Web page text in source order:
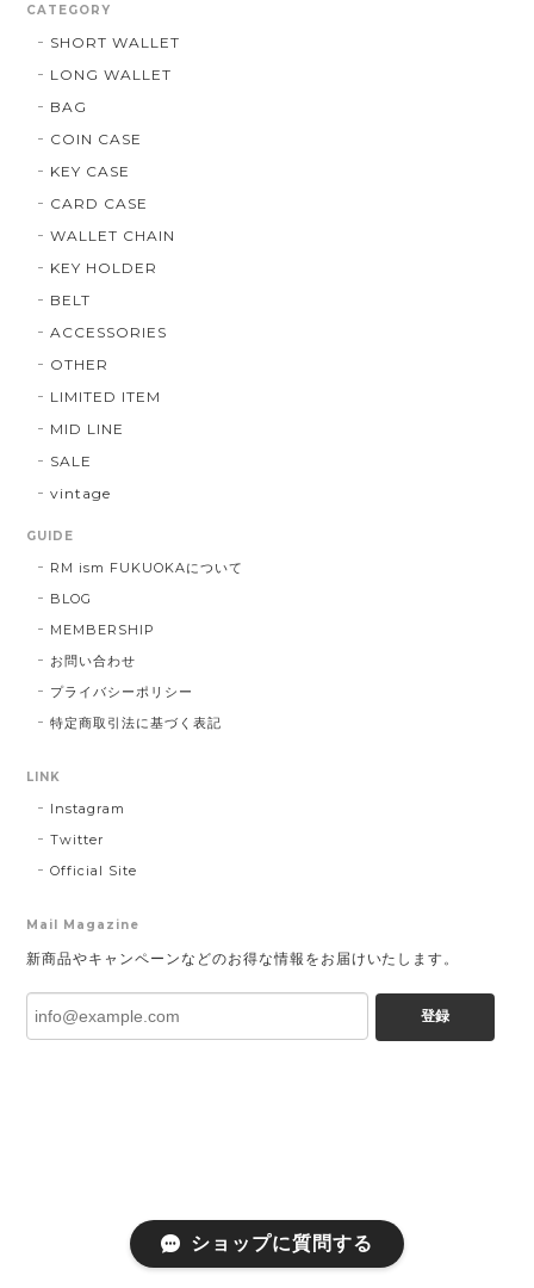
CATEGORY
SHORT WALLET
LONG WALLET
BAG
COIN CASE
KEY CASE
CARD CASE
WALLET CHAIN
KEY HOLDER
BELT
ACCESSORIES
OTHER
LIMITED ITEM
MID LINE
SALE
vintage
GUIDE
RM ism FUKUOKAについて
BLOG
MEMBERSHIP
お問い合わせ
プライバシーポリシー
特定商取引法に基づく表記
LINK
Instagram
Twitter
Official Site
Mail Magazine
新商品やキャンペーンなどのお得な情報をお届けいたします。
登録
ショップに質問する